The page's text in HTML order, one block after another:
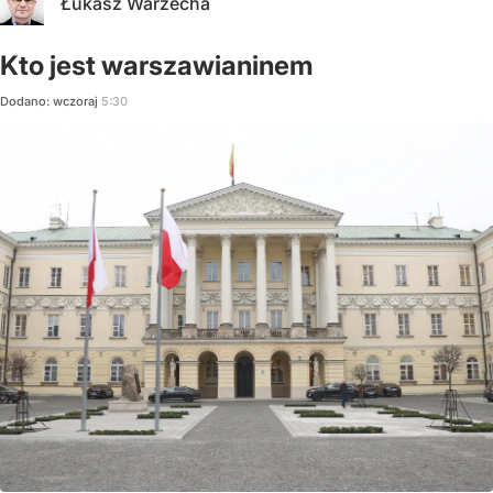
Kto jest warszawianinem
Dodano: wczoraj 5:30